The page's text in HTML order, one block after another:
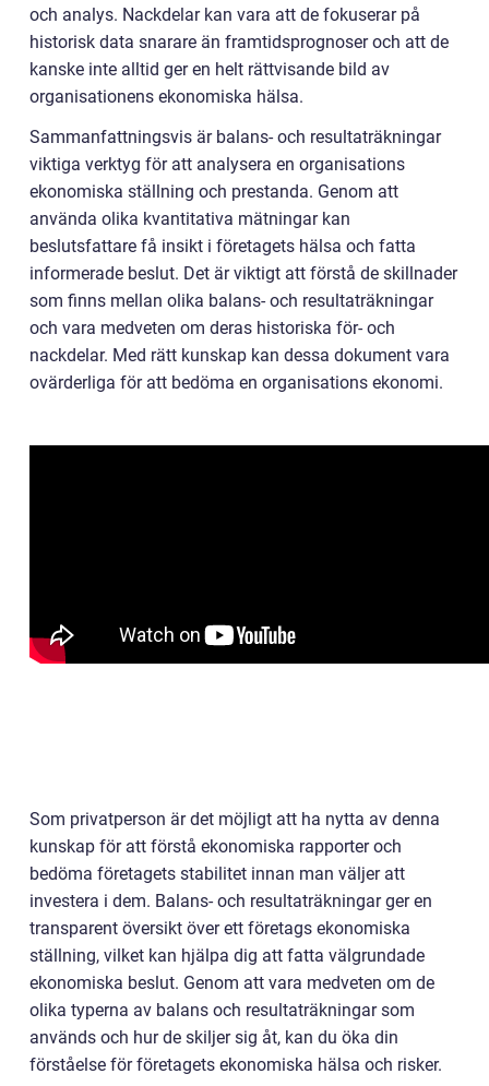
och analys. Nackdelar kan vara att de fokuserar på
historisk data snarare än framtidsprognoser och att de
kanske inte alltid ger en helt rättvisande bild av
organisationens ekonomiska hälsa.
Sammanfattningsvis är balans- och resultaträkningar
viktiga verktyg för att analysera en organisations
ekonomiska ställning och prestanda. Genom att
använda olika kvantitativa mätningar kan
beslutsfattare få insikt i företagets hälsa och fatta
informerade beslut. Det är viktigt att förstå de skillnader
som finns mellan olika balans- och resultaträkningar
och vara medveten om deras historiska för- och
nackdelar. Med rätt kunskap kan dessa dokument vara
ovärderliga för att bedöma en organisations ekonomi.
Som privatperson är det möjligt att ha nytta av denna
kunskap för att förstå ekonomiska rapporter och
bedöma företagets stabilitet innan man väljer att
investera i dem. Balans- och resultaträkningar ger en
transparent översikt över ett företags ekonomiska
ställning, vilket kan hjälpa dig att fatta välgrundade
ekonomiska beslut. Genom att vara medveten om de
olika typerna av balans och resultaträkningar som
används och hur de skiljer sig åt, kan du öka din
förståelse för företagets ekonomiska hälsa och risker.